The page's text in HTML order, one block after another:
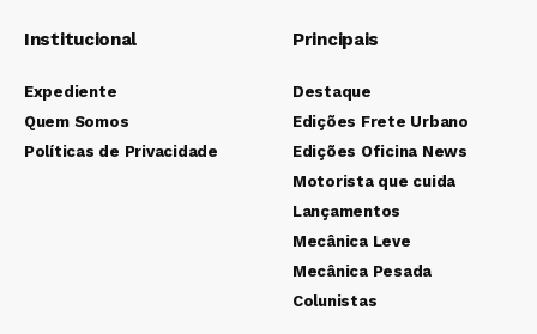
Institucional
Expediente
Quem Somos
Políticas de Privacidade
Principais
Destaque
Edições Frete Urbano
Edições Oficina News
Motorista que cuida
Lançamentos
Mecânica Leve
Mecânica Pesada
Colunistas